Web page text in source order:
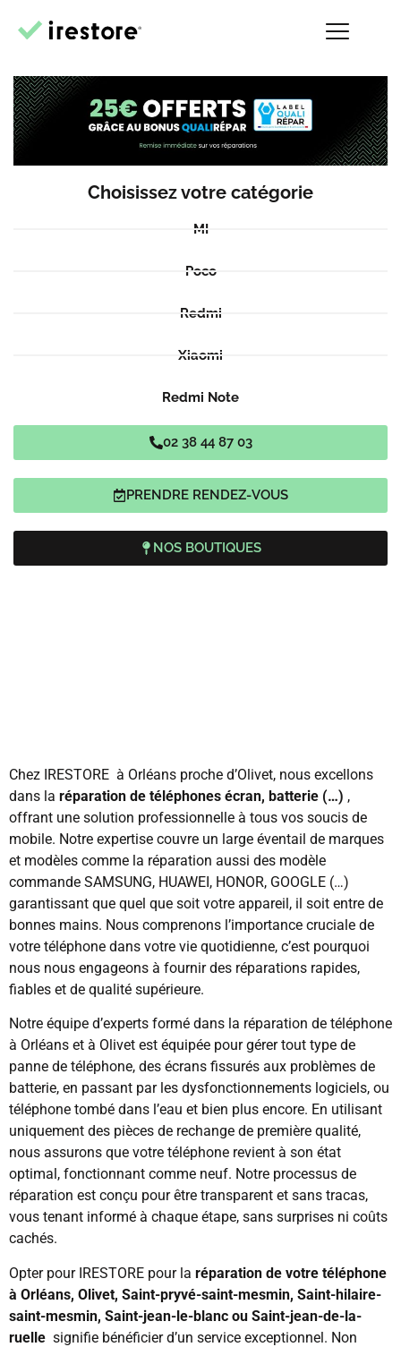
Choisissez votre catégorie
MI
Poco
Redmi
Xiaomi
Redmi Note
02 38 44 87 03
PRENDRE RENDEZ-VOUS
NOS BOUTIQUES
Chez IRESTORE à Orléans proche d’Olivet, nous excellons
dans la réparation de téléphones écran, batterie (…) ,
offrant une solution professionnelle à tous vos soucis de
mobile. Notre expertise couvre un large éventail de marques
et modèles comme la réparation aussi des modèle
commande SAMSUNG, HUAWEI, HONOR, GOOGLE (…)
garantissant que quel que soit votre appareil, il soit entre de
bonnes mains. Nous comprenons l’importance cruciale de
votre téléphone dans votre vie quotidienne, c’est pourquoi
nous nous engageons à fournir des réparations rapides,
fiables et de qualité supérieure.
Notre équipe d’experts formé dans la réparation de téléphone
à Orléans et à Olivet est équipée pour gérer tout type de
panne de téléphone, des écrans fissurés aux problèmes de
batterie, en passant par les dysfonctionnements logiciels, ou
téléphone tombé dans l’eau et bien plus encore. En utilisant
uniquement des pièces de rechange de première qualité,
nous assurons que votre téléphone revient à son état
optimal, fonctionnant comme neuf. Notre processus de
réparation est conçu pour être transparent et sans tracas,
vous tenant informé à chaque étape, sans surprises ni coûts
cachés.
Opter pour IRESTORE pour la réparation de votre téléphone
à Orléans, Olivet, Saint-pryvé-saint-mesmin, Saint-hilaire-
saint-mesmin, Saint-jean-le-blanc ou Saint-jean-de-la-
ruelle signifie bénéficier d’un service exceptionnel. Non